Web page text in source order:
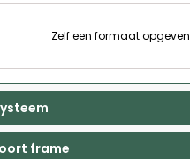
Zelf een formaat opgeven
frame